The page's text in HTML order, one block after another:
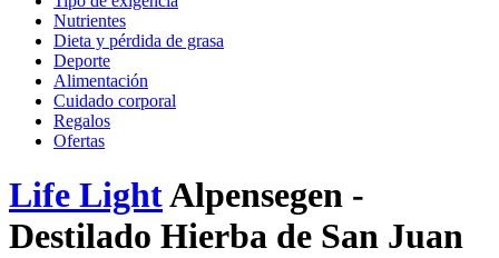
Nutrientes
Dieta y pérdida de grasa
Deporte
Alimentación
Cuidado corporal
Regalos
Ofertas
Life LightAlpensegen -
Destilado Hierba de San Juan